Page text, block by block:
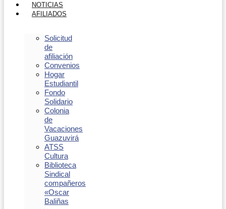
NOTICIAS
AFILIADOS
Solicitud
de
afiliación
Convenios
Hogar
Estudiantil
Fondo
Solidario
Colonia
de
Vacaciones
Guazuvirá
ATSS
Cultura
Biblioteca
Sindical
compañeros
«Oscar
Baliñas